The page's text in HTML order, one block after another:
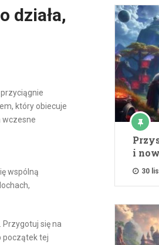
działa,
który obiecuje
wczesne
wspólną
się na
początek tej
i
30